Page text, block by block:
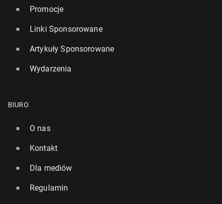
Promocje
Linki Sponsorowane
Artykuły Sponsorowane
Wydarzenia
BIURO
O nas
Kontakt
Dla mediów
Regulamin